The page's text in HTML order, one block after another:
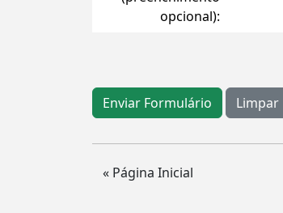
opcional):
« Página Inicial